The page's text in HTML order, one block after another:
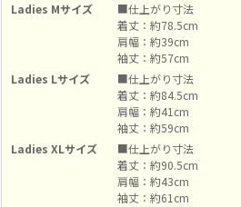
Ladies Mサイズ
■仕上がり寸法
着丈：約78.5cm
肩幅：約39cm
袖丈：約57cm
Ladies Lサイズ
■仕上がり寸法
着丈：約84.5cm
肩幅：約41cm
袖丈：約59cm
Ladies XLサイズ
■仕上がり寸法
着丈：約90.5cm
肩幅：約43cm
袖丈：約61cm